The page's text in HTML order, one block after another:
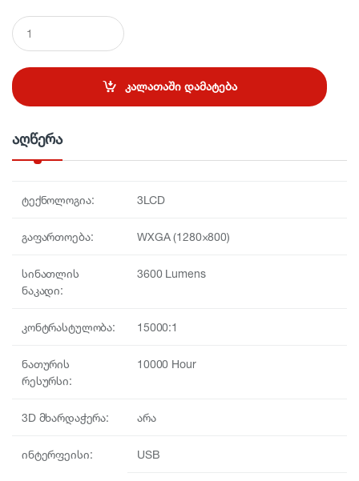
Q
u
t
i
კალათაში დამატება
აღწერა
ტექნოლოგია: 3LCD
გაფართოება: WXGA (1280×800)
სინათლის
ნაკადი:
3600 Lumens
კონტრასტულობა: 15000:1
ნათურის
რესურსი:
10000 Hour
3D მხარდაჭერა: არა
ინტერფეისი: USB